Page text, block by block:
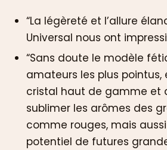
“La légèreté et l’allure
Universal nous ont
“Sans doute le modèle
amateurs les plus pointus,
cristal haut de gamme et
sublimer les arômes des
comme rouges, mais
potentiel de futures